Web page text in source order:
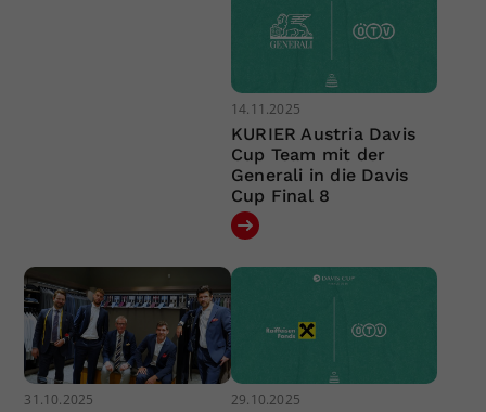
14.11.2025
KURIER Austria Davis
Cup Team mit der
Generali in die Davis
Cup Final 8
31.10.2025 29.10.2025